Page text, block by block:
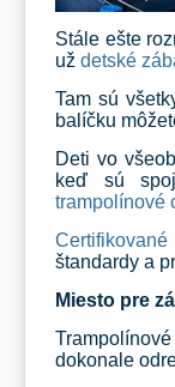
Stále ešte
už detské
Tam sú
balíčku
Deti vo
keď sú
trampolínové
štandardy a
Miesto pre
dokonale